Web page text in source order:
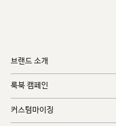
브랜드 소개
룩북 캠페인
커스텀마이징